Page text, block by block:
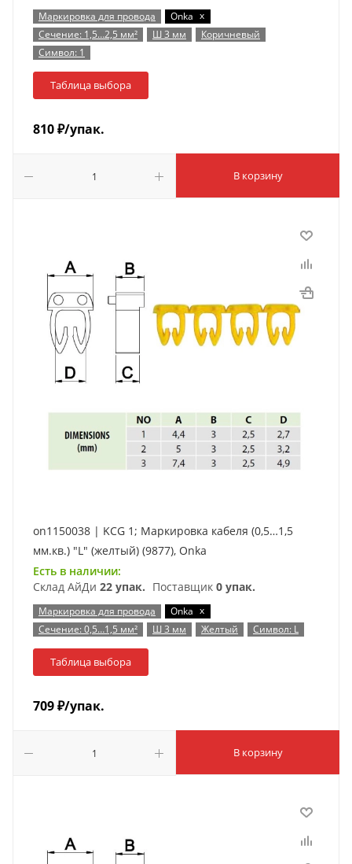
Маркировка для провода Onka x
Сечение: 1,5…2,5 мм²
Ш 3 мм
Коричневый
Символ: 1
Таблица выбора
810₽/упак.
В корзину
on1150038 | KCG 1; Маркировка кабеля (0,5…1,5
мм.кв.) "L" (желтый) (9877), Onka
Есть в наличии:
Склад АйДи 22 упак. Поставщик 0 упак.
Маркировка для провода Onka x
Сечение: 0,5…1,5 мм²
Ш 3 мм Желтый Символ: L
Таблица выбора
709₽/упак.
В корзину